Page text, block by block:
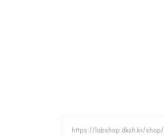
https://labshop.dksh.kr/shop/